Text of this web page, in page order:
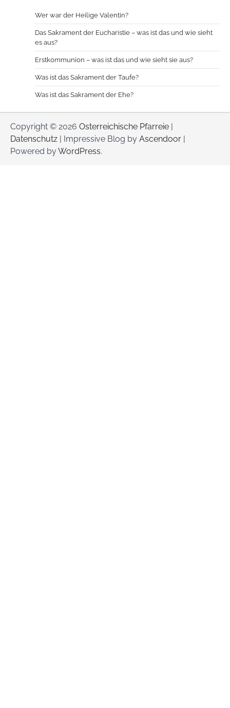
Wer war der Heilige Valentin?
Das Sakrament der Eucharistie – was ist das und wie sieht
es aus?
Erstkommunion – was ist das und wie sieht sie aus?
Was ist das Sakrament der Taufe?
Was ist das Sakrament der Ehe?
Copyright © 2026 Osterreichische Pfarreie
Datenschutz | Impressive Blog by Ascendoor
Powered byWordPress.